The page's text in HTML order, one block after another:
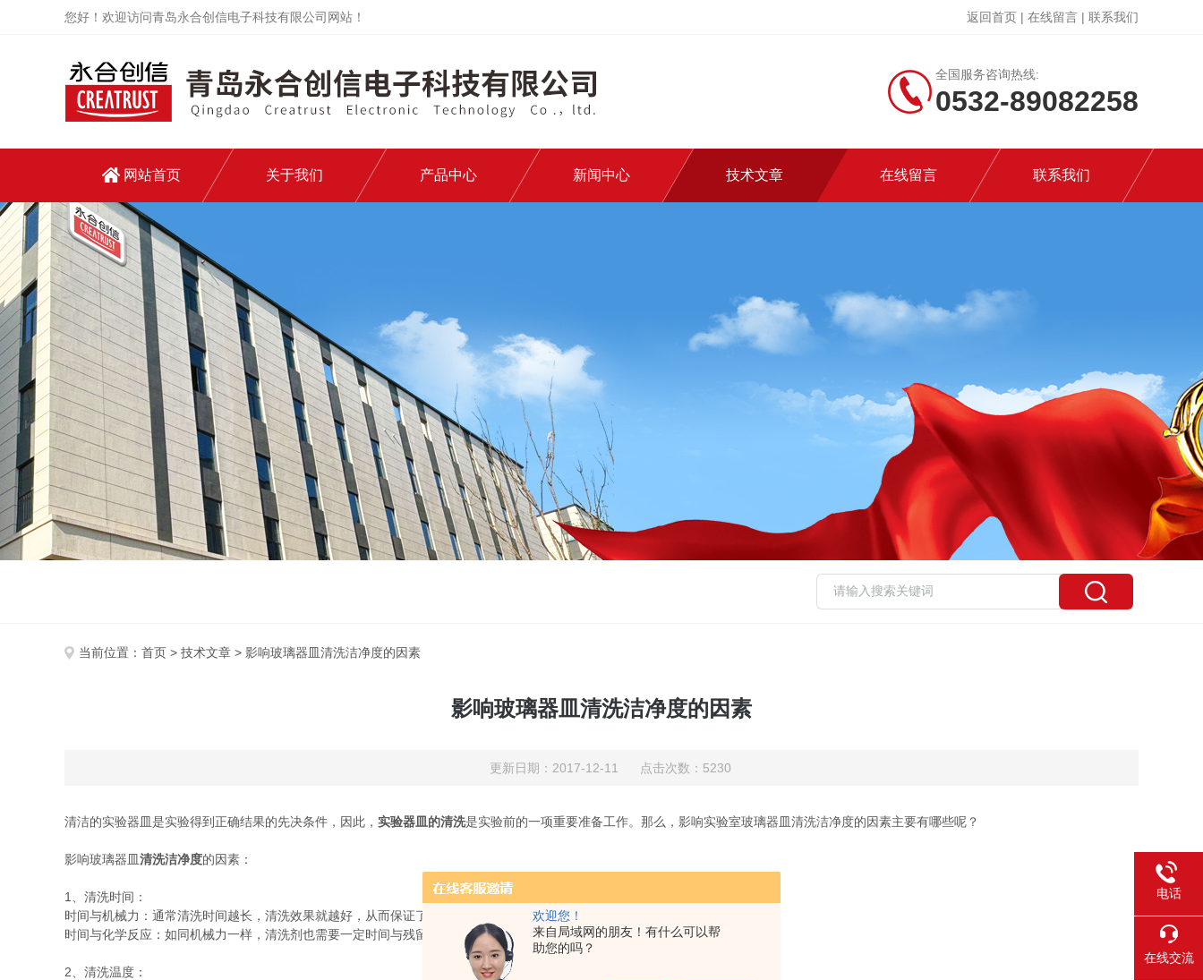
欢迎您！
来自局域网的朋友！有什么可以帮
助您的吗？
您好！欢迎访问青岛永合创信电子科技有限公司网站！ 返回首页 | 在线留言 | 联系我们
全国服务咨询热线:
0532-89082258
网站首页 关于我们 产品中心 新闻中心 技术文章 在线留言 联系我们
当前位置： 首页 > 技术文章 > 影响玻璃器皿清洗洁净度的因素
影响玻璃器皿清洗洁净度的因素
更新日期：2017-12-11 点击次数：5230
清洁的实验器皿是实验得到正确结果的先决条件，因此， 实验器皿的清洗是实验前的一项重要准备工作。那么，影响实验室玻璃器皿清洗洁净度的因素主要有哪些呢？
影响玻璃器皿清洗洁净度的因素：
1、清洗时间：
时间与机械力：通常清洗时间越长，清洗效果就越好，从而保证了清洗的效果。
时间与化学反应：如同机械力一样，清洗剂也需要一定时间与残留物进行化学反应，来对残留物实现溶解、乳化、分解的剥离。
2、清洗温度：
电话
在线交流